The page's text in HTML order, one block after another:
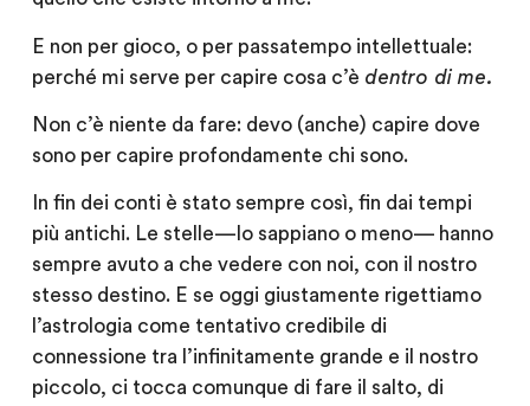
E non per gioco, o per passatempo intellettuale:
perché mi serve per capire cosa c’è dentro di me.
Non c’è niente da fare: devo (anche) capire dove
sono per capire profondamente chi sono.
In fin dei conti è stato sempre così, fin dai tempi
più antichi. Le stelle — lo sappiano o meno— hanno
sempre avuto a che vedere con noi, con il nostro
stesso destino. E se oggi giustamente rigettiamo
l’astrologia come tentativo credibile di
connessione tra l’infinitamente grande e il nostro
piccolo, ci tocca comunque di fare il salto, di